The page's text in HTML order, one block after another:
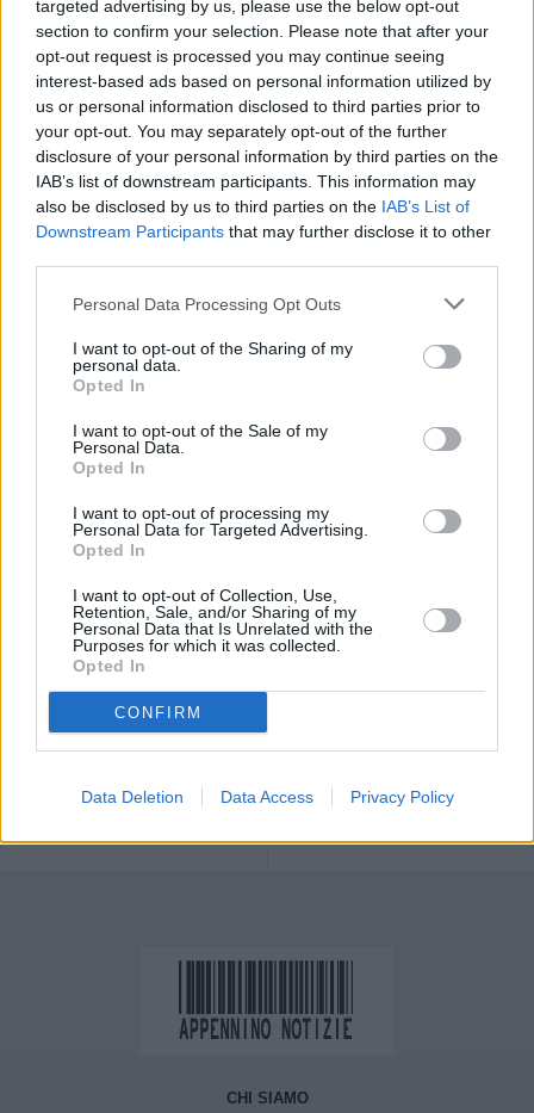
targeted advertising by us, please use the below opt-out
section to confirm your selection. Please note that after your
opt-out request is processed you may continue seeing
interest-based ads based on personal information utilized by
us or personal information disclosed to third parties prior to
your opt-out. You may separately opt-out of the further
disclosure of your personal information by third parties on the
IAB’s list of downstream participants. This information may
also be disclosed by us to third parties on the IAB’s List of
Downstream Participants that may further disclose it to other
Personal Data Processing Opt Outs
I want to opt-out of the Sharing of my
personal data.
Opted In
I want to opt-out of the Sale of my
Personal Data.
Opted In
I want to opt-out of processing my
Personal Data for Targeted Advertising.
Opted In
I want to opt-out of Collection, Use,
Retention, Sale, and/or Sharing of my
Personal Data that Is Unrelated with the
Purposes for which it was collected.
Opted In
CONFIRM
Data Deletion Data Access Privacy Policy
per questo che si sprigionano quei gas che inquinano ed il clima
della terra di riscalda: è un pò come un’auto sotto il sole che
diventa rovente all’interno” aggiunge. “Il risultato ulteriore è che si
sciolgono i ghiacciai, si alza il livello dei mari e si desertificano i
territori. E tutto questo è accaduto in duecento anni, è come
l’ultimo minuto di una giornata di assoluto equilibrio in cui tutto si
stravolge: siamo esplosi demograficamente e i consumi sono
aumentati” sottolinea Cingolani che sulla possibile soluzione
ricorda come esista “una road map”. “Ci sono gli accordi di
Parigi che prevedono di diminuire l’uso nei prossimi dieci anni di
55% entro il 2030 e bisogna fare una transizione ecologica: la
grande sfida è passare a fonti rinnovabile, elettrificando il più
possibile per una energia che non produce anidride carbonica
quando viene prodotta” conclude il ministro.
(ITALPRESS).
Previous article
non è uno strumento per
Next article
Foresta Terapeutica a
CHI SIAMO